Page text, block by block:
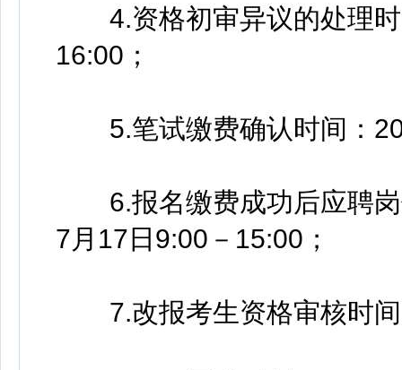
4.资格初审异议的处理时
16:00；
5.笔试缴费确认时间：
6.报名缴费成功后应聘岗
7月17日9:00－15:00；
7.改报考生资格审核时间